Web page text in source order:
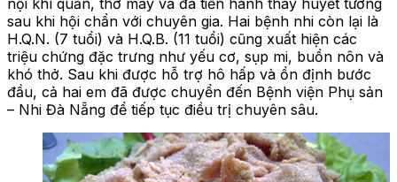
sau khi hội chẩn với chuyên gia. Hai bệnh nhi còn lại là
H.Q.N. (7 tuổi) và H.Q.B. (11 tuổi) cũng xuất hiện các
triệu chứng đặc trưng như yếu cơ, sụp mi, buồn nôn và
khó thở. Sau khi được hỗ trợ hô hấp và ổn định bước
đầu, cả hai em đã được chuyển đến Bệnh viện Phụ sản
– Nhi Đà Nẵng để tiếp tục điều trị chuyên sâu.